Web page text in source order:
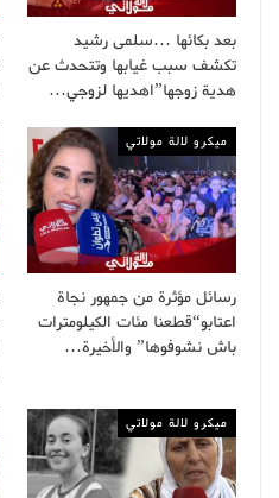
بعد بكائها …سلمى رشيد
تكشف سبب غيابها وتتحدث عن
هدية زوجها”اهديها لزوجي…
ميكرو لالة مولاتي
رسائل مؤثرة من جمهور نجاة
اعتابو“قطعنا مئات الكيلومترات
باش نشوفوها” والأخيرة…
ميكرو لالة مولاتي